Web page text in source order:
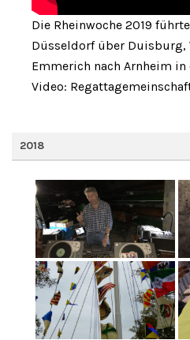
Die Rheinwoche 2019
Düsseldorf über Duisburg,
Emmerich nach Arnheim
Video:
2018